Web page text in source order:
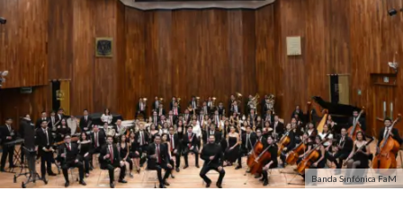
Banda Sinfónica FaM